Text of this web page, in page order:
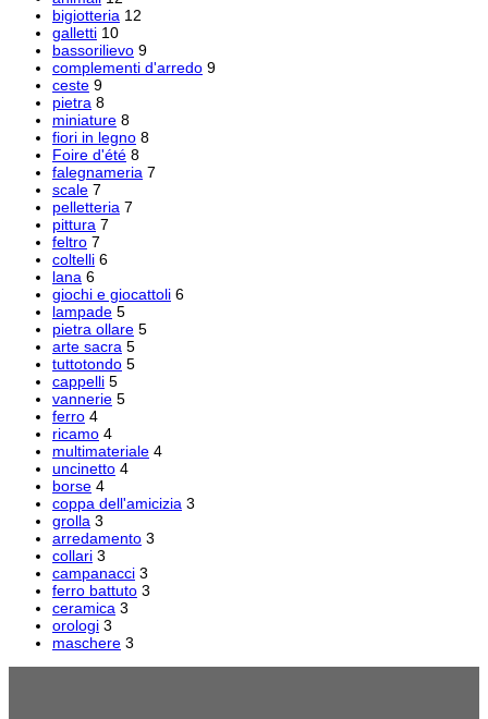
bigiotteria 12
galletti 10
bassorilievo 9
complementi d'arredo 9
ceste 9
pietra 8
miniature 8
fiori in legno 8
Foire d'été 8
falegnameria 7
scale 7
pelletteria 7
pittura 7
feltro 7
coltelli 6
lana 6
giochi e giocattoli 6
lampade 5
pietra ollare 5
arte sacra 5
tuttotondo 5
cappelli 5
vannerie 5
ferro 4
ricamo 4
multimateriale 4
uncinetto 4
borse 4
coppa dell'amicizia 3
grolla 3
arredamento 3
collari 3
campanacci 3
ferro battuto 3
ceramica 3
orologi 3
maschere 3